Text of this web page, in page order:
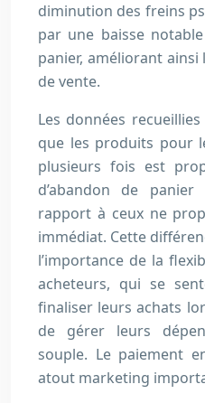
diminution des freins
par une baisse
panier, améliorant ainsi
de vente.
Les données
que les produits pour
plusieurs fois est
d’abandon de
rapport à ceux ne
immédiat. Cette
l’importance de la
acheteurs, qui se
finaliser leurs achats
de gérer leurs
souple. Le paiement
atout marketing